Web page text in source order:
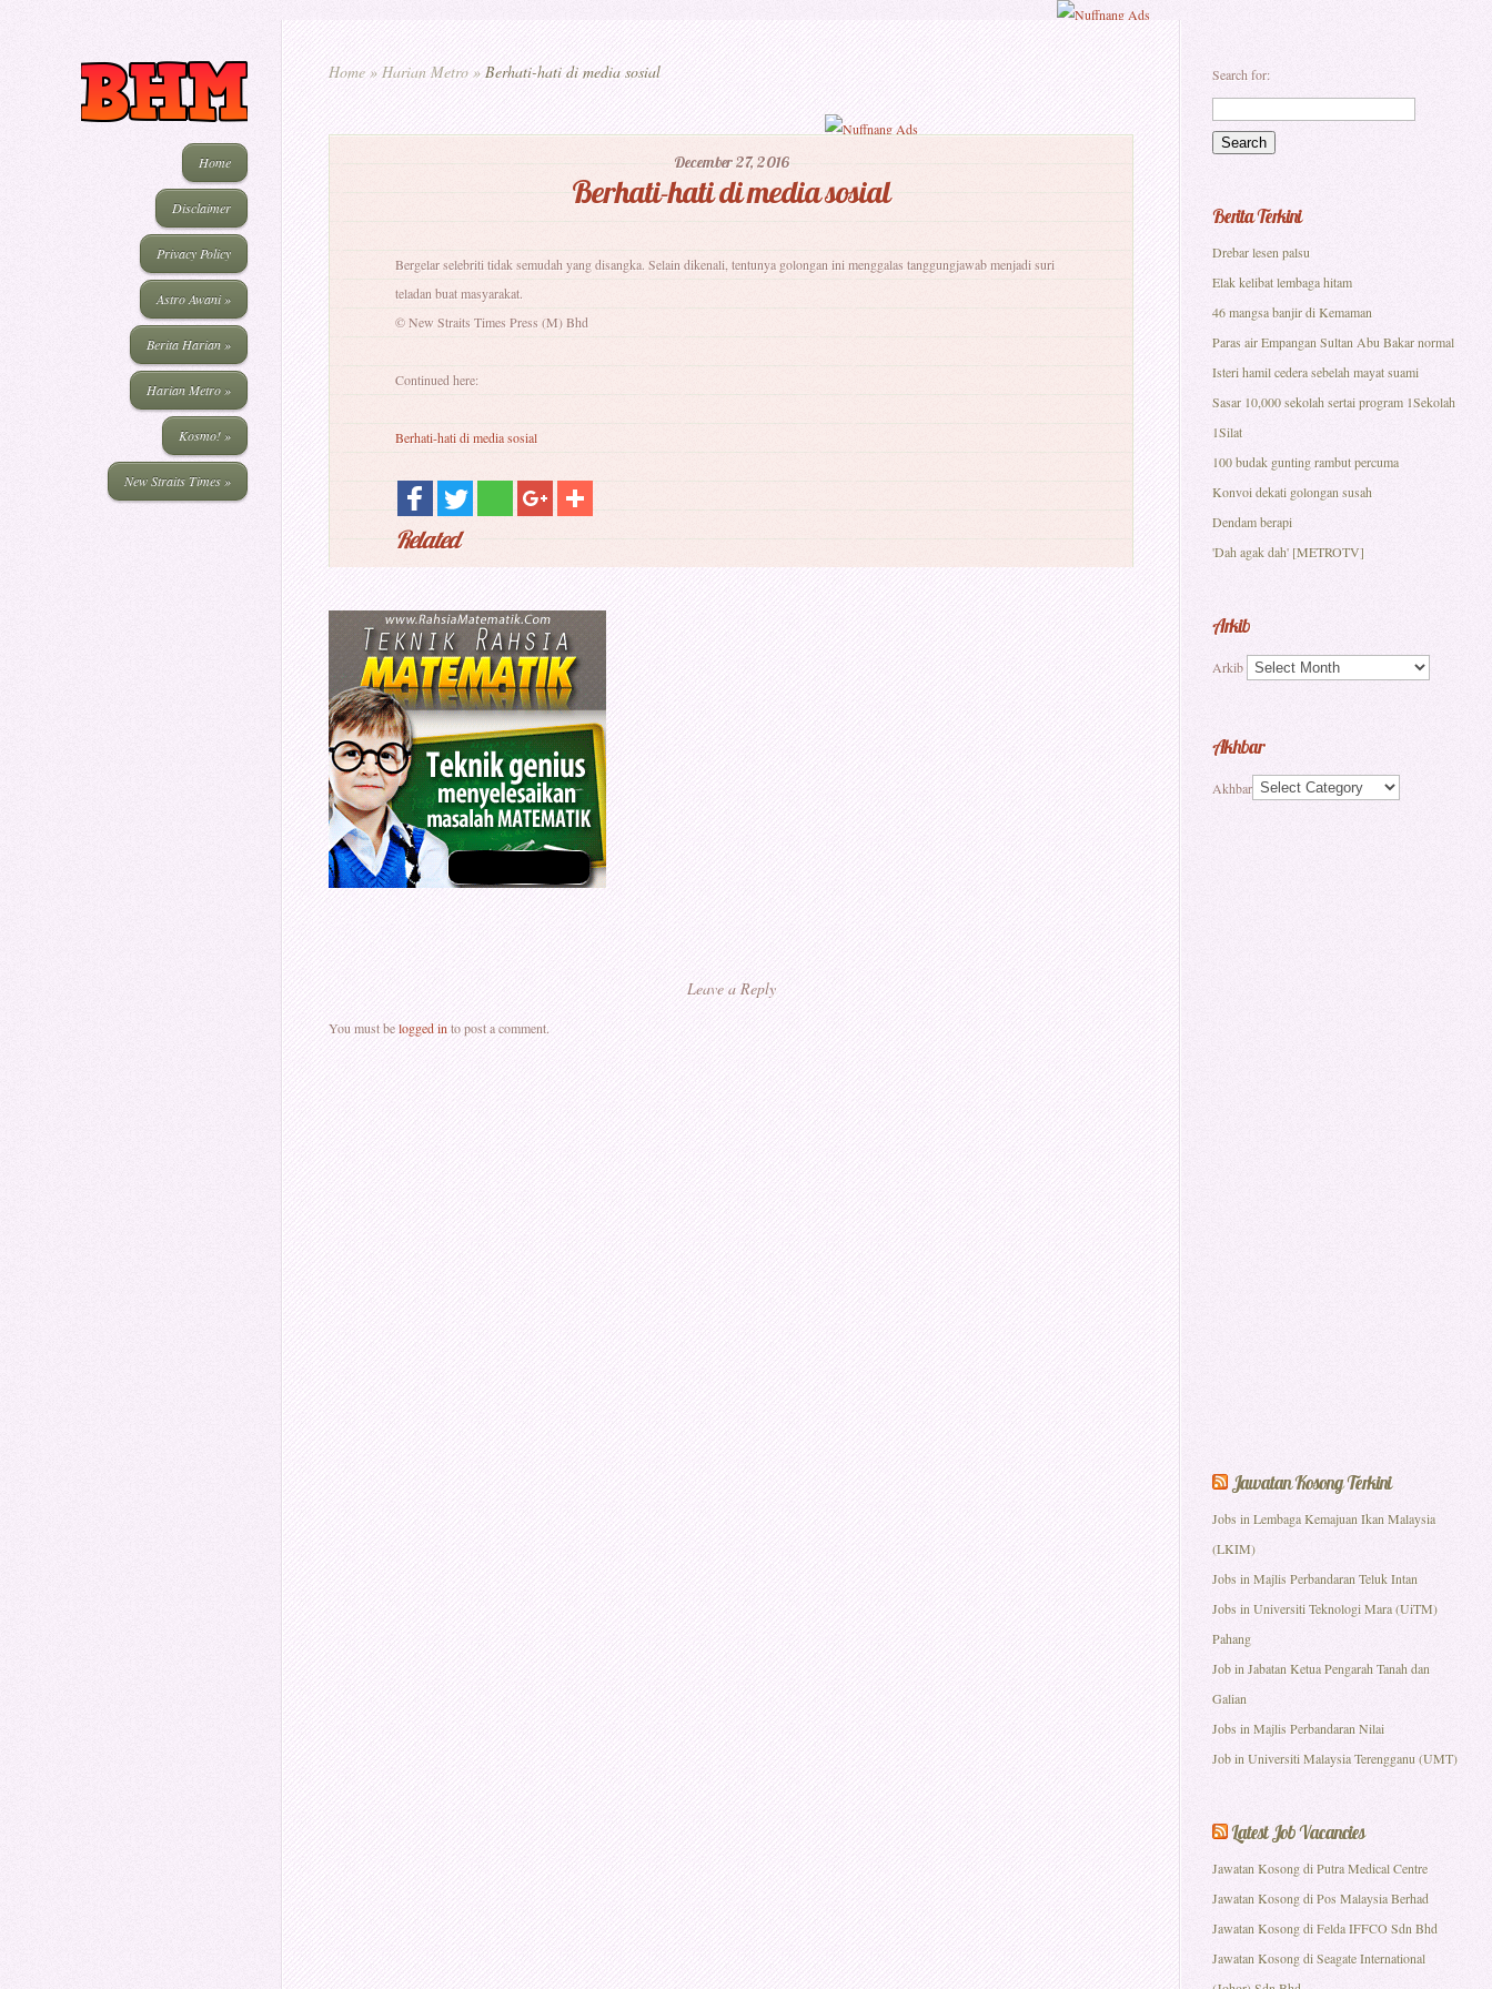
Home
Disclaimer
Privacy Policy
Astro Awani»
Berita Harian»
Harian Metro»
Kosmo!»
New Straits Times»
Home » Harian Metro »Berhati-hati di media sosial
December 27, 2016
Berhati-hati di media sosial
Bergelar selebriti tidak semudah yang disangka. Selain dikenali, tentunya golongan ini menggalas tanggungjawab menjadi suri
teladan buat masyarakat.
© New Straits Times Press (M) Bhd
Continued here:
Berhati-hati di media sosial
Related
Leave a Reply
You must belogged in to post a comment.
Search for:
Berita Terkini
Drebar lesen palsu
Elak kelibat lembaga hitam
46 mangsa banjir di Kemaman
Paras air Empangan Sultan Abu Bakar normal
Isteri hamil cedera sebelah mayat suami
Sasar 10,000 sekolah sertai program 1Sekolah
1Silat
100 budak gunting rambut percuma
Konvoi dekati golongan susah
Dendam berapi
'Dah agak dah' [METROTV]
Arkib
Arkib
Akhbar
Akhbar
Jawatan Kosong Terkini
Jobs in Lembaga Kemajuan Ikan Malaysia
(LKIM)
Jobs in Majlis Perbandaran Teluk Intan
Jobs in Universiti Teknologi Mara (UiTM)
Pahang
Job in Jabatan Ketua Pengarah Tanah dan
Galian
Jobs in Majlis Perbandaran Nilai
Job in Universiti Malaysia Terengganu (UMT)
Latest Job Vacancies
Jawatan Kosong di Putra Medical Centre
Jawatan Kosong di Pos Malaysia Berhad
Jawatan Kosong di Felda IFFCO Sdn Bhd
Jawatan Kosong di Seagate International